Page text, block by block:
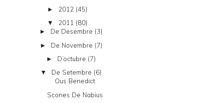
► 2012 (45)
▼ 2011 (80)
► De Desembre (3)
► De Novembre (7)
► D’octubre (7)
▼ De Setembre (6)
Ous Benedict
Scones De Nabius